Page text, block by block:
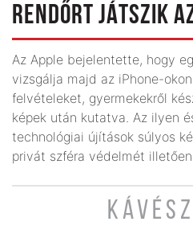
RENDŐRT JÁTSZIK
Az Apple bejelentette, hogy
vizsgálja majd az iPhone-
felvételeket, gyermekekről
képek után kutatva. Az ilyen
technológiai újítások súlyos
privát szféra védelmét